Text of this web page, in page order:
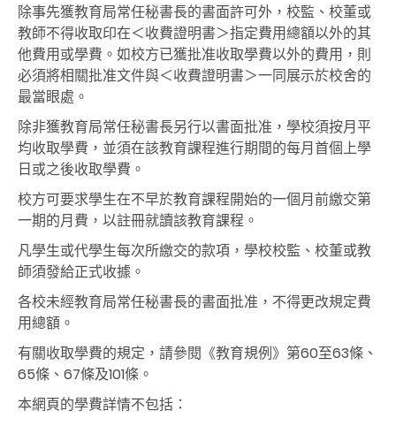
除事先獲教育局常任秘書長的書面許可外，校監、校董或
教師不得收取印在＜收費證明書＞指定費用總額以外的其
他費用或學費。如校方已獲批准收取學費以外的費用，則
必須將相關批准文件與＜收費證明書＞一同展示於校舍的
最當眼處。
除非獲教育局常任秘書長另行以書面批准，學校須按月平
均收取學費，並須在該教育課程進行期間的每月首個上學
日或之後收取學費。
校方可要求學生在不早於教育課程開始的一個月前繳交第
一期的月費，以註冊就讀該教育課程。
凡學生或代學生每次所繳交的款項，學校校監、校董或教
師須發給正式收據。
各校未經教育局常任秘書長的書面批准，不得更改規定費
用總額。
有關收取學費的規定，請參閱《教育規例》第60至63條、
65條、67條及101條。
本網頁的學費詳情不包括：